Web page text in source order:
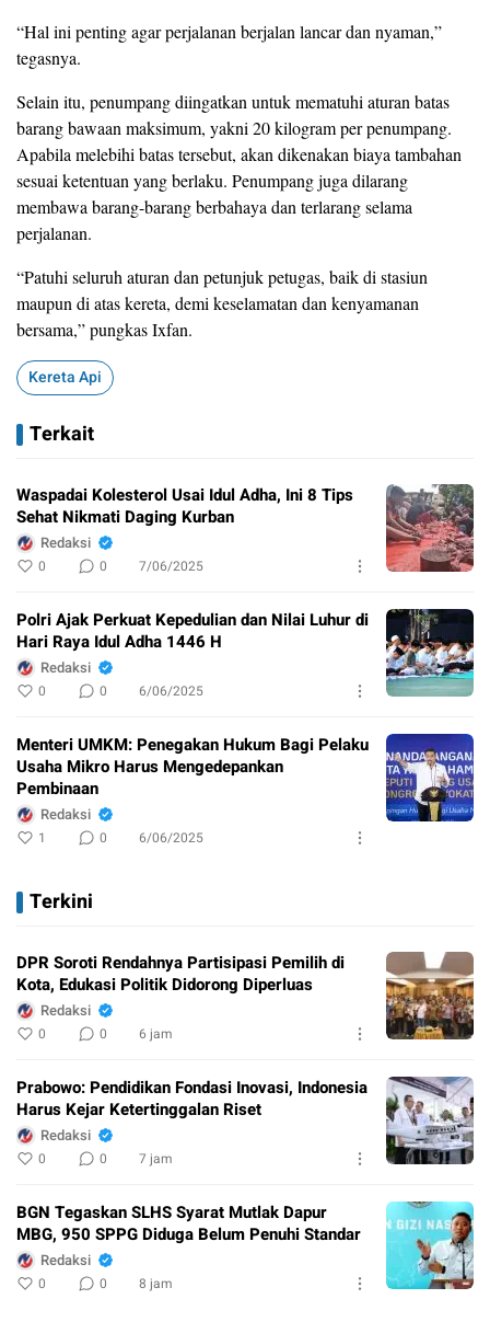
“Hal ini penting agar perjalanan berjalan lancar dan nyaman,”
tegasnya.
Selain itu, penumpang diingatkan untuk mematuhi aturan batas
barang bawaan maksimum, yakni 20 kilogram per penumpang.
Apabila melebihi batas tersebut, akan dikenakan biaya tambahan
sesuai ketentuan yang berlaku. Penumpang juga dilarang
membawa barang-barang berbahaya dan terlarang selama
perjalanan.
“Patuhi seluruh aturan dan petunjuk petugas, baik di stasiun
maupun di atas kereta, demi keselamatan dan kenyamanan
bersama,” pungkas Ixfan.
Kereta Api
Terkait
Waspadai Kolesterol Usai Idul Adha, Ini 8 Tips
Sehat Nikmati Daging Kurban
Redaksi
0 0 7/06/2025
Polri Ajak Perkuat Kepedulian dan Nilai Luhur di
Hari Raya Idul Adha 1446 H
Redaksi
0 0 6/06/2025
Menteri UMKM: Penegakan Hukum Bagi Pelaku
Usaha Mikro Harus Mengedepankan
Pembinaan
Redaksi
1 0 6/06/2025
Terkini
DPR Soroti Rendahnya Partisipasi Pemilih di
Kota, Edukasi Politik Didorong Diperluas
Redaksi
0 0 6 jam
Prabowo: Pendidikan Fondasi Inovasi, Indonesia
Harus Kejar Ketertinggalan Riset
Redaksi
0 0 7 jam
BGN Tegaskan SLHS Syarat Mutlak Dapur
MBG, 950 SPPG Diduga Belum Penuhi Standar
Redaksi
0 0 8 jam